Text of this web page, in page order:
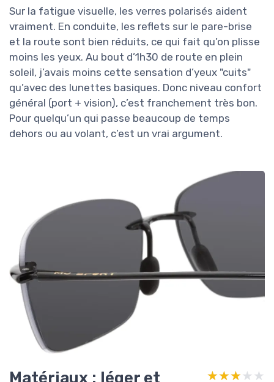
Sur la fatigue visuelle, les verres polarisés aident
vraiment. En conduite, les reflets sur le pare-brise
et la route sont bien réduits, ce qui fait qu’on plisse
moins les yeux. Au bout d’1h30 de route en plein
soleil, j’avais moins cette sensation d’yeux "cuits"
qu’avec des lunettes basiques. Donc niveau confort
général (port + vision), c’est franchement très bon.
Pour quelqu’un qui passe beaucoup de temps
dehors ou au volant, c’est un vrai argument.
Matériaux : léger et ★★★★★
★★★★★